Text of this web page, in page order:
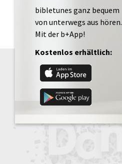
bibletunes ganz bequem
von unterwegs aus hören.
Mit der b+App!
Kostenlos erhältlich: